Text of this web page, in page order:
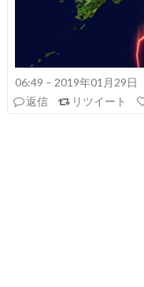
06:49 – 2019年01月29日
返信
リツイート